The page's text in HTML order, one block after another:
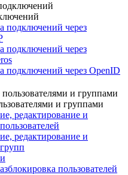
подключений через
подключений через
подключений через OpenID
и группами
и группами
редактирование и
редактирование и
пользователей